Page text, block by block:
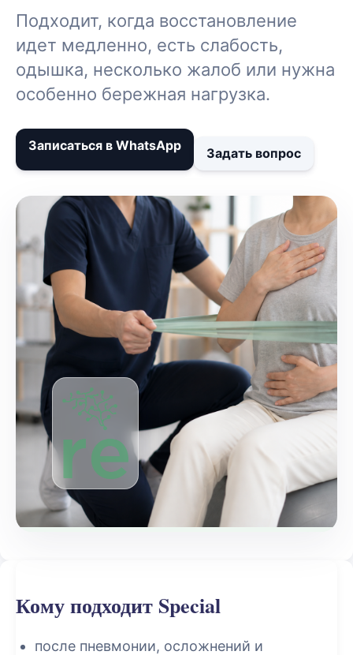
Подходит, когда восстановление
идет медленно, есть слабость,
одышка, несколько жалоб или нужна
особенно бережная нагрузка.
Записаться в WhatsApp Задать вопрос
Кому подходит Special
после пневмонии, осложнений и